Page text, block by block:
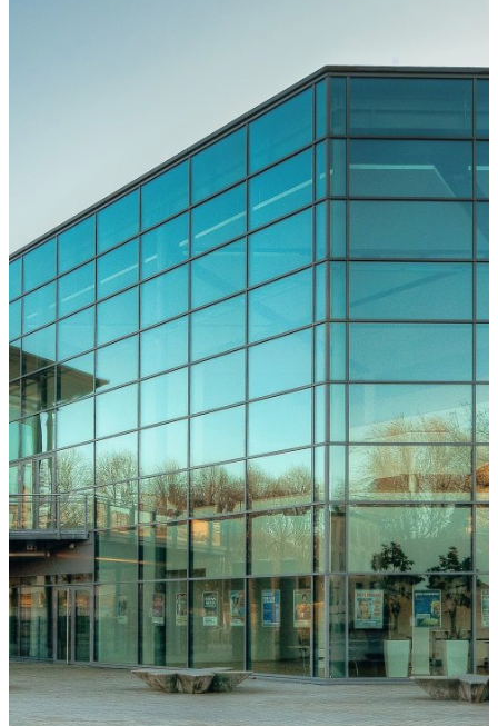
Kongress
2027 in
Freiburg
Downloads
Kongressarchiv
Kongressort
OsnabrückHalle
Hotels
Anreise
mit der
DB